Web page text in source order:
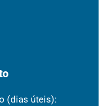
(dias úteis):